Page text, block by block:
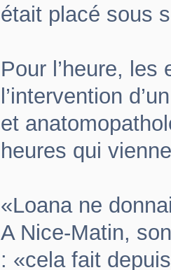
était placé sous
Pour l’heure,
l’intervention
et
heures qui
«Loana ne
A Nice-Matin,
: «cela fait